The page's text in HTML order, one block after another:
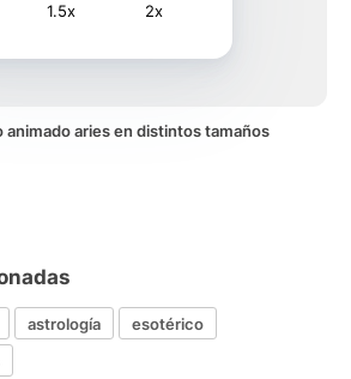
1.5x 2x
animado aries en distintos tamaños
astrología
esotérico